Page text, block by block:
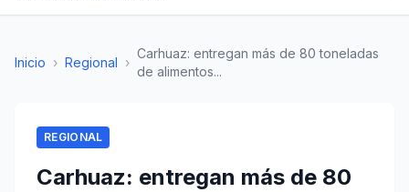
Inicio › Regional ›
Carhuaz: entregan más de 80 toneladas
de alimentos...
REGIONAL
Carhuaz: entregan más de 80